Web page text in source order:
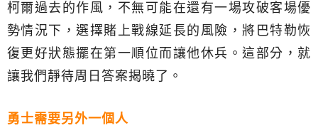
柯爾過去的作風，不無可能在還有一場攻破客場優
勢情況下，選擇賭上戰線延長的風險，將巴特勒恢
復更好狀態擺在第一順位而讓他休兵。這部分，就
讓我們靜待周日答案揭曉了。
勇士需要另外一個人